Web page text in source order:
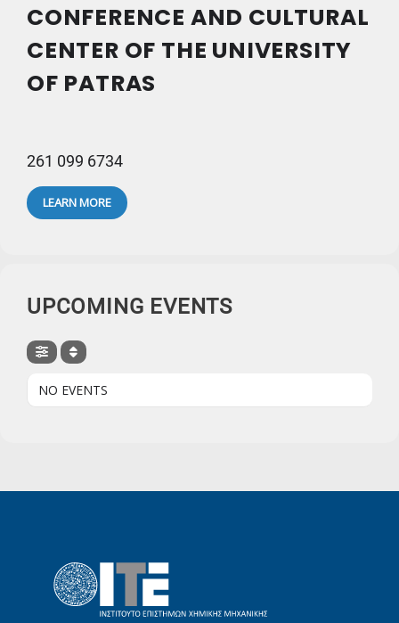
CONFERENCE AND CULTURAL
CENTER OF THE UNIVERSITY
OF PATRAS
261 099 6734
LEARN MORE
UPCOMING EVENTS
NO EVENTS